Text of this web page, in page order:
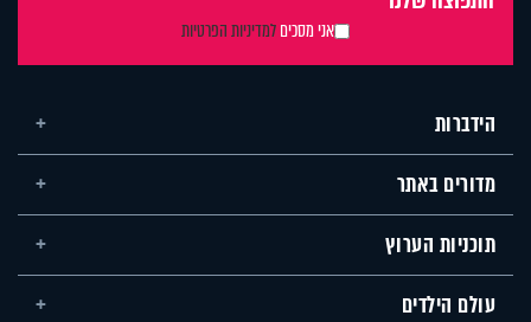
אני מסכיםלמדיניות הפרטיות
הידברות
מדורים באתר
תוכניות הערוץ
עולם הילדים